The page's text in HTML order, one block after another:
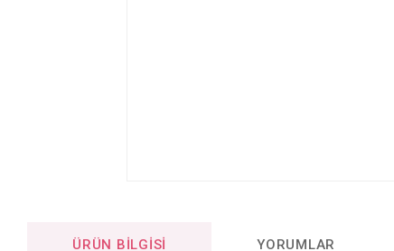
ÜRÜN BILGISI YORUMLAR